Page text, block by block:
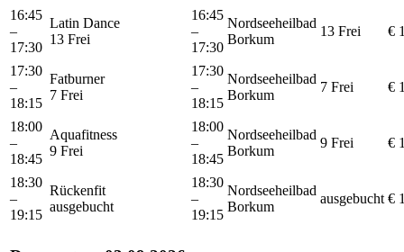
16:45
–
17:30
Latin Dance
13 Frei
16:45
–
17:30
Nordseeheilbad
Borkum
13 Frei €
17:30
–
18:15
Fatburner
7 Frei
17:30
–
18:15
Nordseeheilbad
Borkum
7 Frei €
18:00
–
18:45
Aquafitness
9 Frei
18:00
–
18:45
Nordseeheilbad
Borkum
9 Frei €
18:30
–
19:15
Rückenfit
ausgebucht
18:30
–
19:15
Nordseeheilbad
Borkum
ausgebucht €